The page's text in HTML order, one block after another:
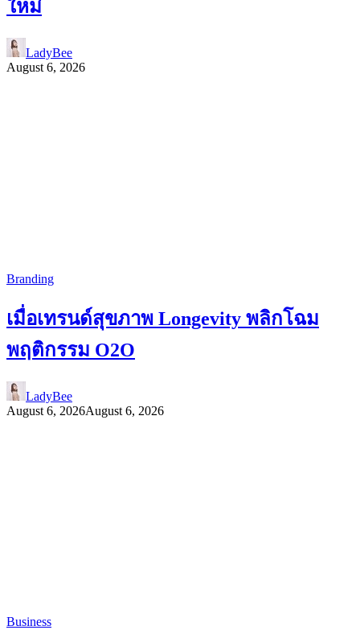
ใหม่
LadyBee
August 6, 2026
Branding
เมื่อเทรนด์สุขภาพ Longevity พลิกโฉม
พฤติกรรม O2O
LadyBee
August 6, 2026August 6, 2026
Business